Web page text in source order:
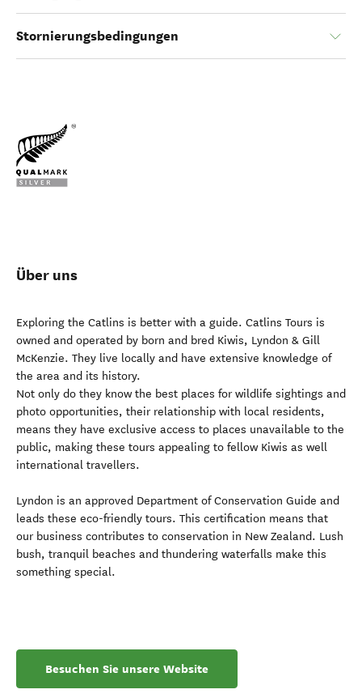
Stornierungsbedingungen
Über uns
Exploring the Catlins is better with a guide. Catlins Tours is
owned and operated by born and bred Kiwis, Lyndon & Gill
McKenzie. They live locally and have extensive knowledge of
the area and its history.
Not only do they know the best places for wildlife sightings and
photo opportunities, their relationship with local residents,
means they have exclusive access to places unavailable to the
public, making these tours appealing to fellow Kiwis as well
international travellers.
Lyndon is an approved Department of Conservation Guide and
leads these eco-friendly tours. This certification means that
our business contributes to conservation in New Zealand. Lush
bush, tranquil beaches and thundering waterfalls make this
something special.
Besuchen Sie unsere Website